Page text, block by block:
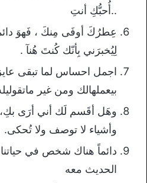
..أُحبُّكِ أنتِ
عِطرُكَ أوفَى مِنكَ ، فَهوَ
لِيُخبرَني بِأنّك كُنتَ هُنآ .
اجمل احساس لما تبقى
بيعملهالك ومن غير
وهَل أقَسم لَك أني أرَى
وأشياء لا توصف ولا تُحكى.
دائماً هناك شخص في
الحديث معه